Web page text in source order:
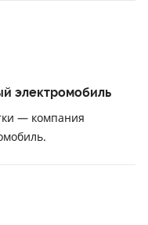
электромобиль
— компания